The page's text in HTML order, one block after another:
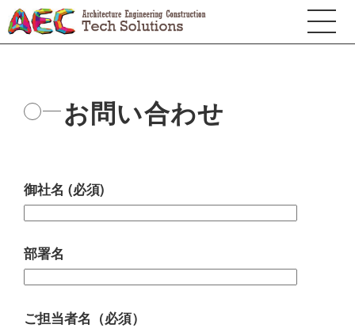
お問い合わせ
御社名 (必須)
部署名
ご担当者名（必須）